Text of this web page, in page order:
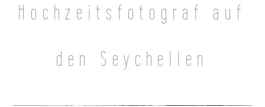
Hochzeitsfotograf auf
den Seychellen